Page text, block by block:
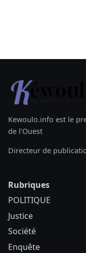
Kewoulo.info est le
de l'Ouest
Directeur de
Rubriques
POLITIQUE
Justice
Société
Enquête